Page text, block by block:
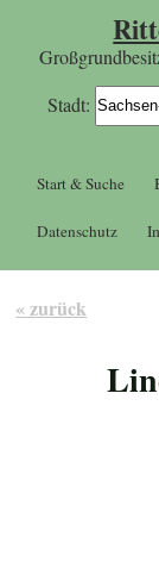
Stadt:
Start & Suche
Datenschutz
« zurück